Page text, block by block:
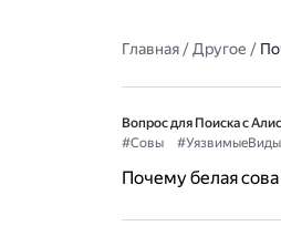
Главная/Другое /
Вопрос для Поиска с
#Совы
#УязвимыеВиды
Почему белая